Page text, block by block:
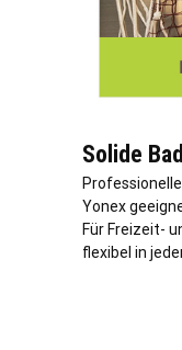
Solide
Yonex
Für Freizeit-
flexibel in